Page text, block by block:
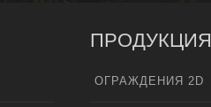
ПРОДУКЦИЯ
ОГРАЖДЕНИЯ 2D